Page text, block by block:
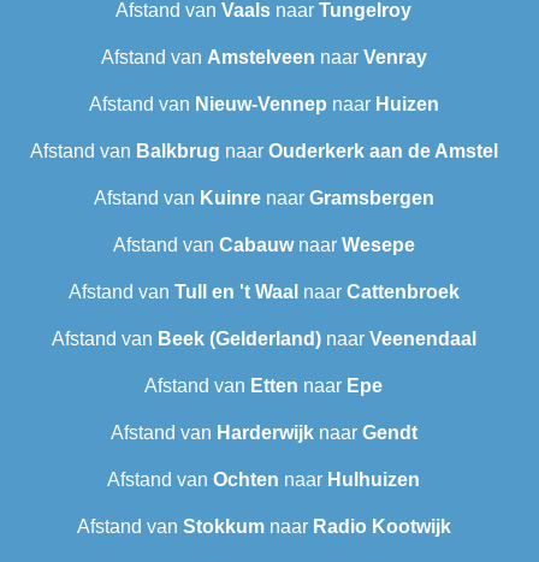
Afstand van Vaals naar Tungelroy
Afstand van Amstelveen naar Venray
Afstand van Nieuw-Vennep naar Huizen
Afstand van Balkbrug naar Ouderkerk aan de Amstel
Afstand van Kuinrenaar Gramsbergen
Afstand van Cabauwnaar Wesepe
Afstand van Tull en 't Waal naar Cattenbroek
Afstand van Beek (Gelderland)naar Veenendaal
Afstand van Etten naar Epe
Afstand van Harderwijknaar Gendt
Afstand van Ochten naar Hulhuizen
Afstand van Stokkumnaar Radio Kootwijk